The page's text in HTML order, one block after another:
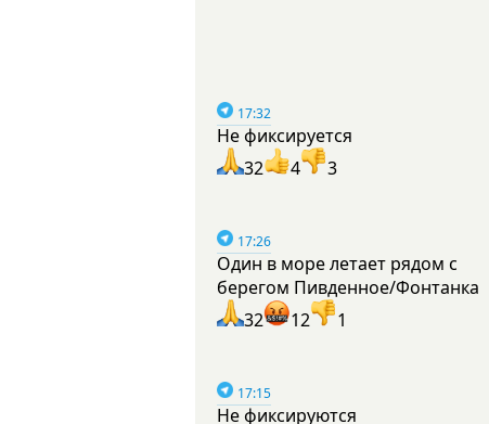
17:32
Не фиксируется
32
4 3
17:26
Один в море летает рядом с
берегом Пивденное/Фонтанка
32
12 1
17:15
Не фиксируются